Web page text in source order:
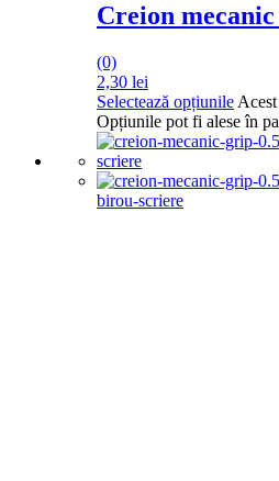
Creion
(0)
2,30 lei
Selectează opțiunile
Opțiunile pot fi alese în